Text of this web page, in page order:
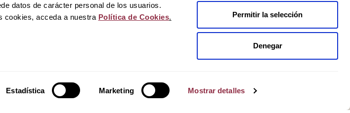
datos de carácter personal de los usuarios.
cookies, acceda a nuestra Política de Cookies.
Estadística Marketing Mostrar detalles
Permitir la selección
Denegar